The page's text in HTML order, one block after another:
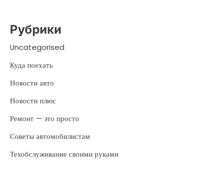
Рубрики
Uncategorised
Куда поехать
Новости авто
Новости плюс
Ремонт — это просто
Советы автомобилистам
Техобслуживание своими руками